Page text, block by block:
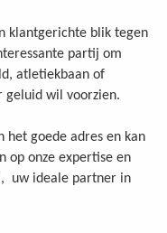
klantgerichte blik tegen
partij om
atletiekbaan of
geluid wil voorzien.
het goede adres en kan
op onze expertise en
uw ideale partner in